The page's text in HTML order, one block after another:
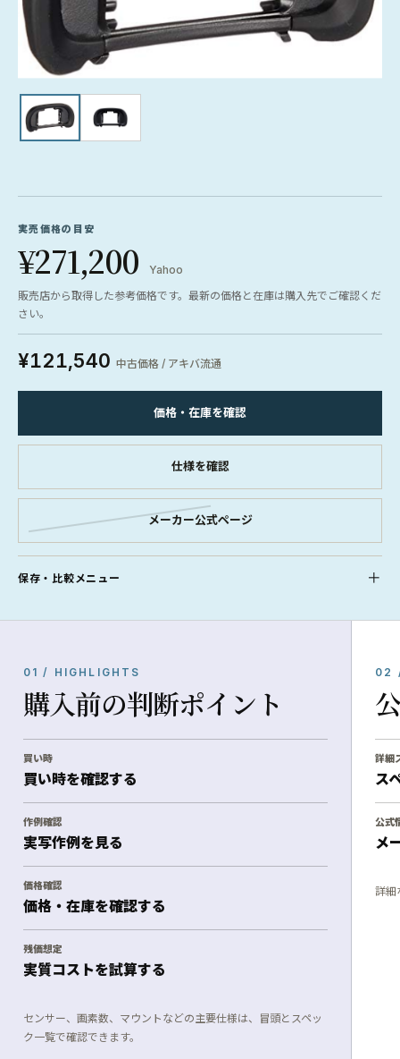
実売価格の目安
¥271,200
Yahoo
販売店から取得した参考価格です。最新の価格と在庫は購入先でご確認くだ
さい。
¥121,540 中古価格 / アキバ流通
価格・在庫を確認
仕様を確認
メーカー公式ページ
保存・比較メニュー
01 / HIGHLIGHTS
購入前の判断ポイント
買い時
買い時を確認する
作例確認
実写作例を見る
価格確認
価格・在庫を確認する
残価想定
実質コストを試算する
センサー、画素数、マウントなどの主要仕様は、冒頭とスペッ
ク一覧で確認できます。
02
詳細
ス
公式
メ
詳細